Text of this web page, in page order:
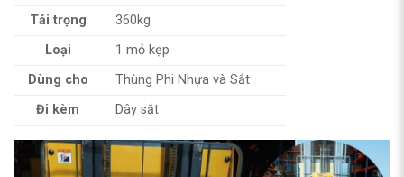
Tải trọng
360kg
Loại
1 mỏ kẹp
Dùng cho
Thùng Phi Nhựa và Sắt
Đi kèm
Dây sắt